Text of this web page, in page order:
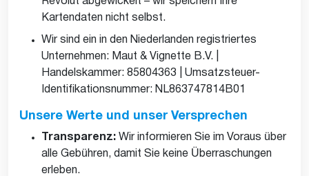
Kartendaten nicht selbst.
Wir sind ein in den Niederlanden registriertes
Unternehmen: Maut & Vignette B.V. |
Handelskammer: 85804363 | Umsatzsteuer-
Identifikationsnummer: NL863747814B01
Unsere Werte und unser Versprechen
Transparenz: Wir informieren Sie im Voraus über
alle Gebühren, damit Sie keine Überraschungen
erleben.